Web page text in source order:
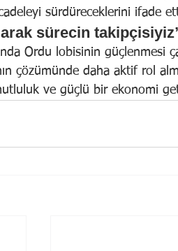
sürdüreceklerini ifade
sürecin
Ordu lobisinin güçlenmesi
çözümünde daha aktif rol
ve güçlü bir ekonomi